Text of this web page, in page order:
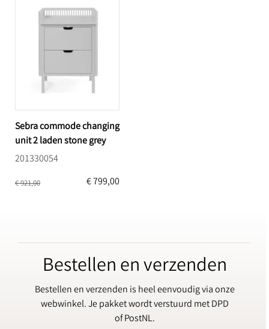
Sebra commode changing
unit 2 laden stone grey
201330054
€ 921,00 € 799,00
Bestellen en verzenden
Bestellen en verzenden is heel eenvoudig via onze
webwinkel. Je pakket wordt verstuurd met DPD
of PostNL.